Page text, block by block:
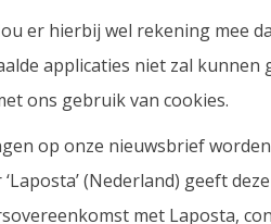
er hierbij wel rekening mee
applicaties niet zal
ons gebruik van cookies.
op onze nieuwsbrief
(Nederland) geeft
met Laposta,